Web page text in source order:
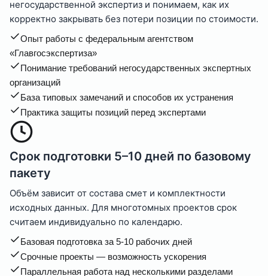
негосударственной экспертиз и понимаем, как их
корректно закрывать без потери позиции по стоимости.
Опыт работы с федеральным агентством
«Главгосэкспертиза»
Понимание требований негосударственных экспертных
организаций
База типовых замечаний и способов их устранения
Практика защиты позиций перед экспертами
Срок подготовки 5–10 дней по базовому
пакету
Объём зависит от состава смет и комплектности
исходных данных. Для многотомных проектов срок
считаем индивидуально по календарю.
Базовая подготовка за 5-10 рабочих дней
Срочные проекты — возможность ускорения
Параллельная работа над несколькими разделами